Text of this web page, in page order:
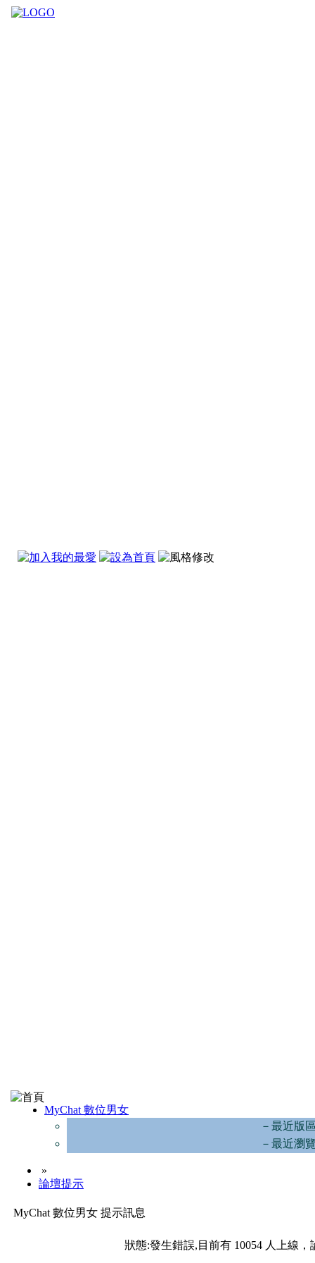
MyChat 數位男女
－最近版
－最近瀏
»
論壇提示
MyChat 數位男女 提示訊息
狀態:發生錯誤,目前有 10054 人上線